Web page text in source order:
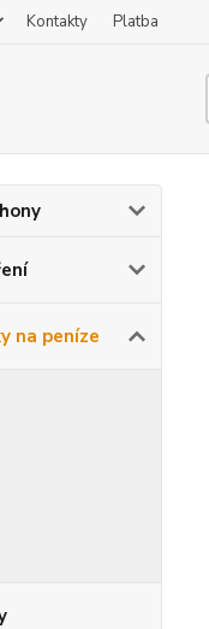
Kontakty Platba
na peníze